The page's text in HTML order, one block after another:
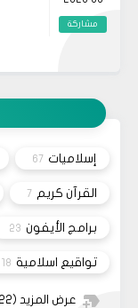
مشاركة
مشاركة
إسلاميات 67
القرآن كريم 7
برامج الأيفون 23
تواقيع اسلامية 18
عرض المزيد (22)